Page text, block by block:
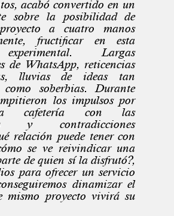
acabó convertido en un
sobre la posibilidad de
a cuatro manos
fructificar en esta
Largas
de WhatsApp, reticencias
lluvias de ideas tan
como soberbias. Durante
los impulsos por
cafetería con las
y contradicciones
relación puede tener con
se ve reivindicar una
de quien sí la disfrutó?,
para ofrecer un servicio
dinamizar el
mismo proyecto vivirá su